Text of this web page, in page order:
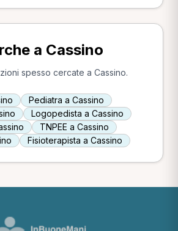
a Cassino
spesso cercate a Cassino.
Pediatra a Cassino
Logopedista a Cassino
TNPEE a Cassino
Fisioterapista a Cassino